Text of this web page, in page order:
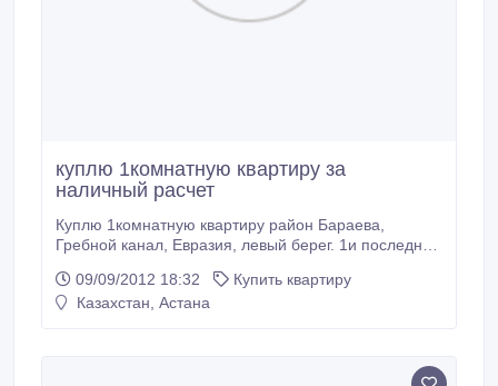
куплю 1комнатную квартиру за
наличный расчет
Куплю 1комнатную квартиру район Бараева,
Гребной канал, Евразия, левый берег. 1и последний
09/09/2012 18:32
Купить квартиру
Казахстан, Астана